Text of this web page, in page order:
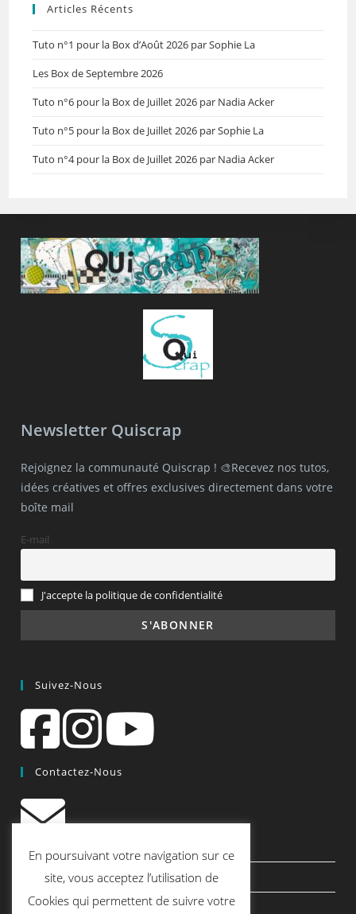
Articles Récents
Tuto n°1 pour la Box d’Août 2026 par Sophie La
Les Box de Septembre 2026
Tuto n°6 pour la Box de Juillet 2026 par Nadia Acker
Tuto n°5 pour la Box de Juillet 2026 par Sophie La
Tuto n°4 pour la Box de Juillet 2026 par Nadia Acker
Newsletter Quiscrap
Rejoignez la communauté Quiscrap ! 🎨Recevez nos tutos,
idées créatives et offres exclusives directement dans votre
boîte mail
E-mail
J'accepte la politique de confidentialité
Suivez-Nous
Contactez-Nous
contact@quiscrap.fr
Les Fiches Techniques et les Tutos
Le Blog
En poursuivant votre navigation sur ce
site, vous acceptez l’utilisation de
Cookies qui permettent de suivre votre